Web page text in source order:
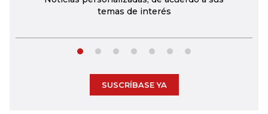
temas de interés
SUSCRÍBASE YA